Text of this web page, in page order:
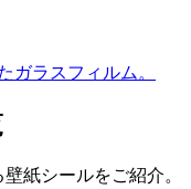
ガラスフィルム。
紙シールをご紹介。